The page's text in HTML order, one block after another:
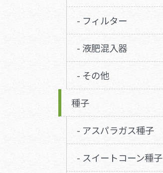
- フィルター
- 液肥混入器
- その他
種子
- アスパラガス種子
- スイートコーン種子